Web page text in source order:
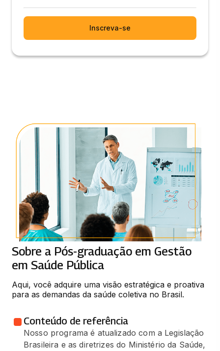
Inscreva-se
Sobre a Pós-graduação em Gestão
em Saúde Pública
Aqui, você adquire uma visão estratégica e proativa
para as demandas da saúde coletiva no Brasil.
Conteúdo de referência
Nosso programa é atualizado com a Legislação
Brasileira e as diretrizes do Ministério da Saúde,